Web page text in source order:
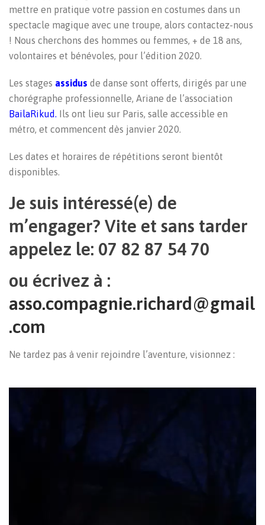
mettre en pratique votre passion en costumes dans un
spectacle magique avec une troupe, alors contactez-nous
! Nous cherchons des hommes ou femmes, + de 18 ans,
volontaires et bénévoles, pour l’édition 2020.
Les stages assidus de danse sont offerts, dirigés par une
chorégraphe professionnelle, Ariane de l’association
BailaRikud. Ils ont lieu sur Paris, salle accessible en
métro, et commencent dès janvier 2020.
Les dates et horaires de répétitions seront bientôt
disponibles.
Je suis intéressé(e) de
m’engager? Vite et sans tarder
appelez le: 07 82 87 54 70
ou écrivez à :
asso.compagnie.richard@gmail
.com
Ne tardez pas à venir rejoindre l’aventure, visionnez :